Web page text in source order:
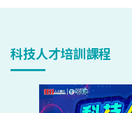
科技人才培訓課程